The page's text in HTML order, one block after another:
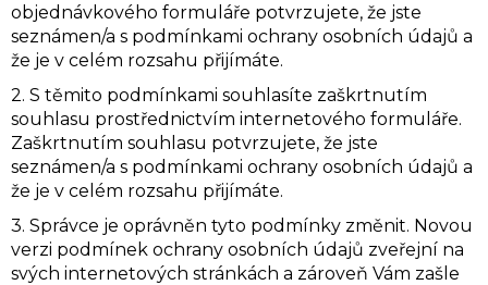
objednávkového formuláře potvrzujete, že jste
seznámen/a s podmínkami ochrany osobních údajů a
že je v celém rozsahu přijímáte.
2. S těmito podmínkami souhlasíte zaškrtnutím
souhlasu prostřednictvím internetového formuláře.
Zaškrtnutím souhlasu potvrzujete, že jste
seznámen/a s podmínkami ochrany osobních údajů a
že je v celém rozsahu přijímáte.
3. Správce je oprávněn tyto podmínky změnit. Novou
verzi podmínek ochrany osobních údajů zveřejní na
svých internetových stránkách a zároveň Vám zašle